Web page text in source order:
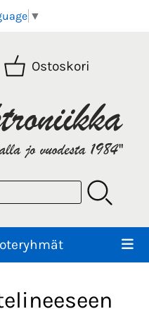
▼
Ostoskori